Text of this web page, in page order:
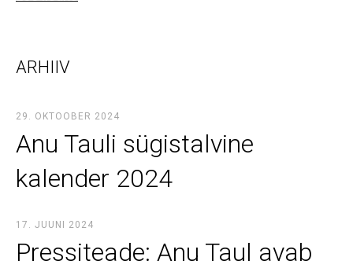
ARHIIV
29. OKTOOBER 2024
Anu Tauli sügistalvine
kalender 2024
17. JUUNI 2024
Pressiteade: Anu Taul avab